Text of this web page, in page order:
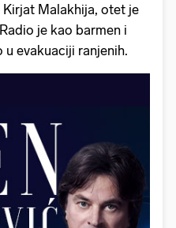
Malakhija, otet je
je kao barmen i
evakuaciji ranjenih.